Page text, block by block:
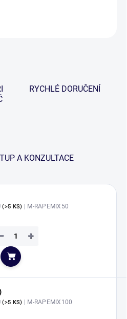
RYCHLÉ DORUČENÍ
A KONZULTACE
(>5 KS) | M-RAPEMIX50
+
Do košíku
(>5 KS) | M-RAPEMIX100